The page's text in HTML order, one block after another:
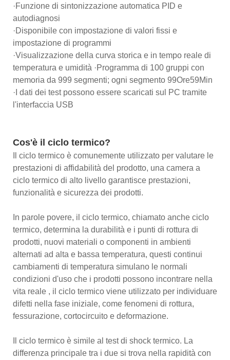
·Funzione di sintonizzazione automatica PID e
autodiagnosi
·Disponibile con impostazione di valori fissi e
impostazione di programmi
·Visualizzazione della curva storica e in tempo reale di
temperatura e umidità ·Programma di 100 gruppi con
memoria da 999 segmenti; ogni segmento 99Ore59Min
·I dati dei test possono essere scaricati sul PC tramite
l'interfaccia USB
Cos'è il ciclo termico?
Il ciclo termico è comunemente utilizzato per valutare le
prestazioni di affidabilità del prodotto, una camera a
ciclo termico di alto livello garantisce prestazioni,
funzionalità e sicurezza dei prodotti.
In parole povere, il ciclo termico, chiamato anche ciclo
termico, determina la durabilità e i punti di rottura di
prodotti, nuovi materiali o componenti in ambienti
alternati ad alta e bassa temperatura, questi continui
cambiamenti di temperatura simulano le normali
condizioni d'uso che i prodotti possono incontrare nella
vita reale , il ciclo termico viene utilizzato per individuare
difetti nella fase iniziale, come fenomeni di rottura,
fessurazione, cortocircuito e deformazione.
Il ciclo termico è simile al test di shock termico. La
differenza principale tra i due si trova nella rapidità con